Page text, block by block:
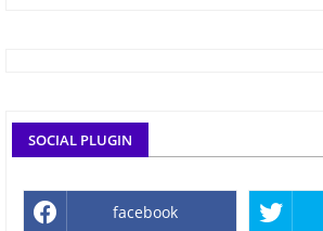
SOCIAL PLUGIN
facebook